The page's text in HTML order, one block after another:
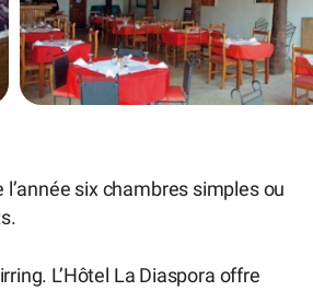
six chambres simples ou
L’Hôtel La Diaspora offre